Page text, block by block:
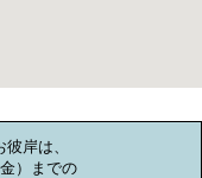
岸は、
）までの